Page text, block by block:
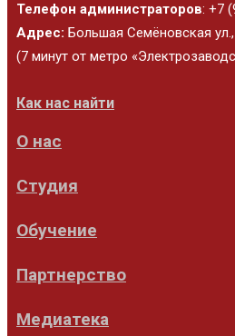
Телефон администраторов: +7
Адрес: Большая Семёновская
(7 минут от метро
Как нас найти
О нас
Студия
Обучение
Партнерство
Медиатека